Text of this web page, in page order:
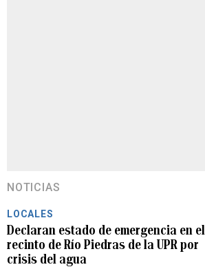
NOTICIAS
LOCALES
Declaran estado de emergencia en el
recinto de Río Piedras de la UPR por
crisis del agua